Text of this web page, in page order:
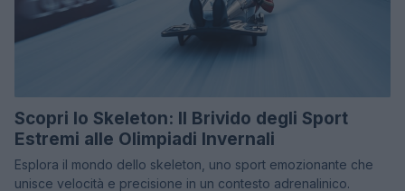
Scopri lo Skeleton: Il Brivido degli Sport
Estremi alle Olimpiadi Invernali
Esplora il mondo dello skeleton, uno sport emozionante che
unisce velocità e precisione in un contesto adrenalinico.